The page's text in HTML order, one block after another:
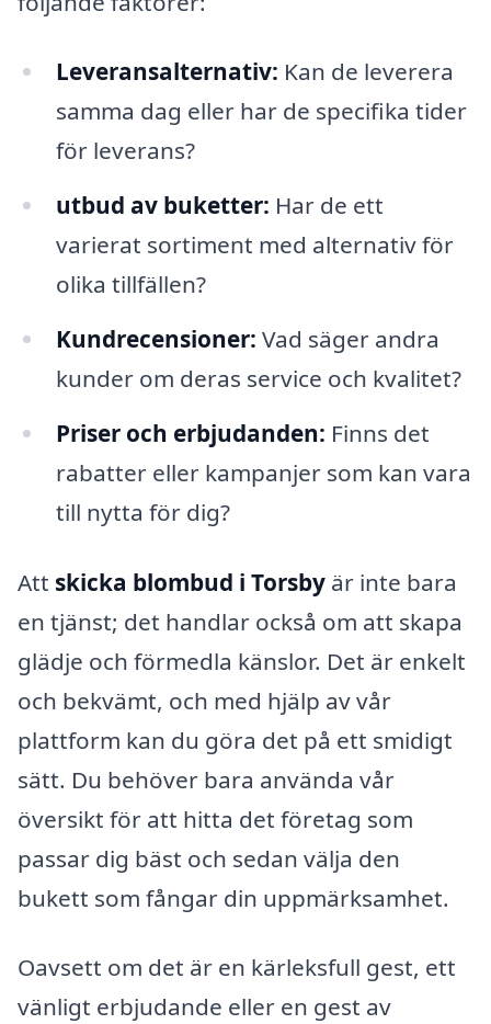
Leveransalternativ: Kan de leverera
samma dag eller har de specifika tider
för leverans?
utbud av buketter: Har de ett
varierat sortiment med alternativ för
olika tillfällen?
Kundrecensioner: Vad säger andra
kunder om deras service och kvalitet?
Priser och erbjudanden: Finns det
rabatter eller kampanjer som kan vara
till nytta för dig?
Att skicka blombud i Torsby är inte bara
en tjänst; det handlar också om att skapa
glädje och förmedla känslor. Det är enkelt
och bekvämt, och med hjälp av vår
plattform kan du göra det på ett smidigt
sätt. Du behöver bara använda vår
översikt för att hitta det företag som
passar dig bäst och sedan välja den
bukett som fångar din uppmärksamhet.
Oavsett om det är en kärleksfull gest, ett
vänligt erbjudande eller en gest av